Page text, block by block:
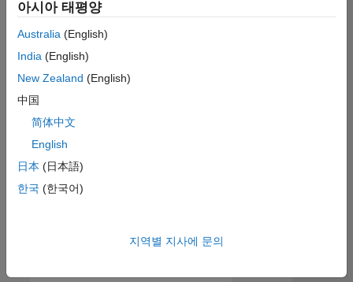
아시아 태평양
Australia (English)
India (English)
New Zealand (English)
中国
简体中文
English
日本 (日本語)
한국 (한국어)
지역별 지사에 문의